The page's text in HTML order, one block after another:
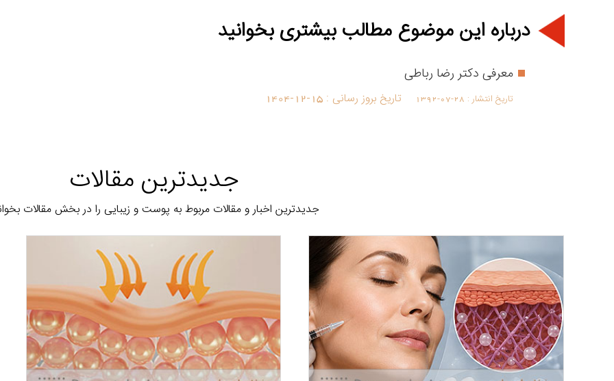
درباره این موضوع مطالب بیشتری بخوانید
معرفی دکتر رضا رباطی
تاریخ انتشار : 1392-07-28 تاریخ بروز رسانی : 1404-12-15
جدیدترین مقالات
جدیدترین اخبار و مقالات مربوط به پوست و زیبایی را در بخش مقالات